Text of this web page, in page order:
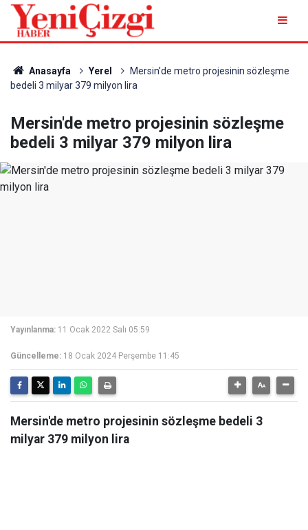
Anasayfa Yerel
Mersin'de metro projesinin sözleşme
bedeli 3 milyar 379 milyon lira
Mersin'de metro projesinin sözleşme
bedeli 3 milyar 379 milyon lira
Yayınlanma: 11 Ocak 2022 Salı 05:59
Güncelleme: 18 Ocak 2024 Perşembe 11:45
Mersin'de metro projesinin sözleşme bedeli 3
milyar 379 milyon lira